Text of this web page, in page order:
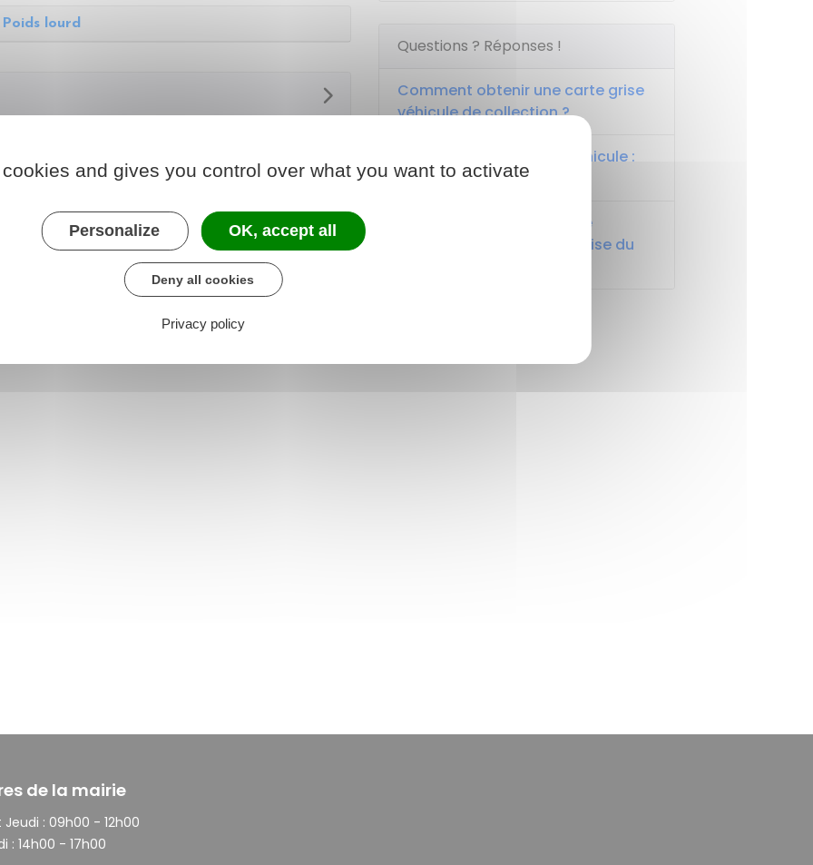
Poids lourd
Questions ? Réponses !
Comment obtenir une carte grise
véhicule de collection ?
Contrôle technique du véhicule :
obligatoire ou dispense ?
Comment faire le contrôle
technique sans la carte grise du
de la mairie
Jeudi : 09h00 - 12h00
: 14h00 - 17h00
and gives you control over what you want to activate
Personalize OK, accept all
Deny all cookies
Privacy policy